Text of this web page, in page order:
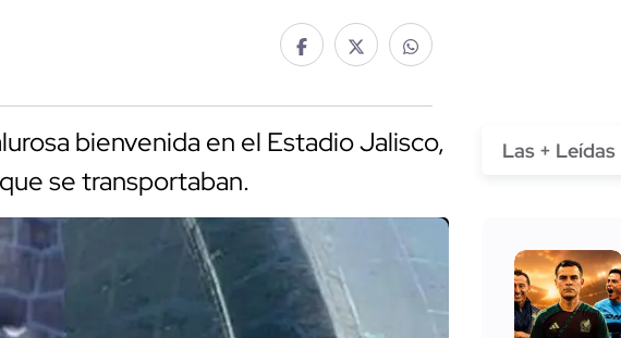
bienvenida en el Estadio Jalisco,
se transportaban.
Las + Leídas